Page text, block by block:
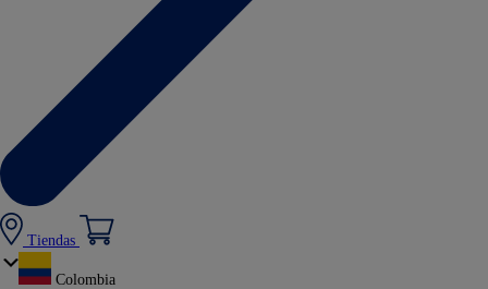
Tiendas
Colombia